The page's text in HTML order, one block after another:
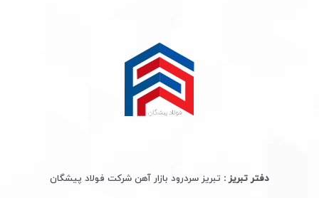
دفتر تبریز : تبریز سردرود بازار آهن شرکت فولاد پیشگان